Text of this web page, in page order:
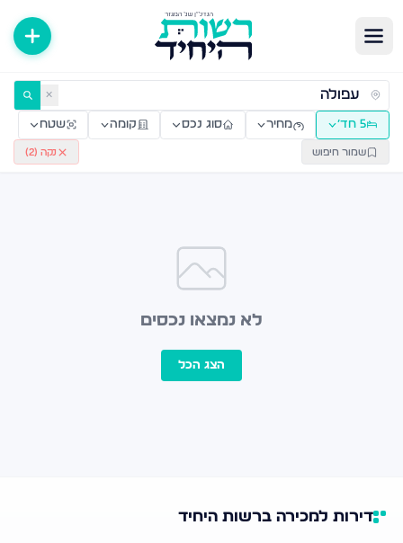
דירות למכירה ולהשכרה — רשות היחיד ✕
5 חד׳ מחיר סוג נכס קומה שטח
שמור חיפוש נקה (2
)
לא נמצאו נכסים
הצג הכל
דירות למכירה ברשות היחיד